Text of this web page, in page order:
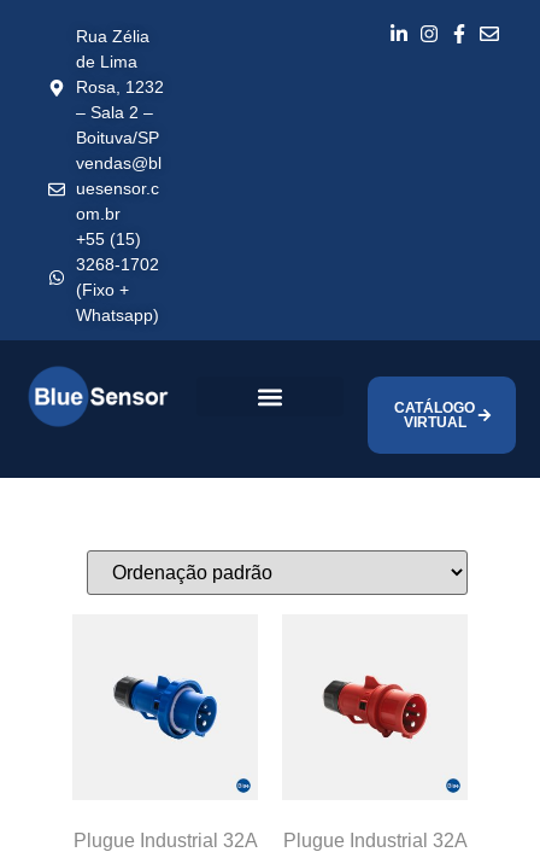
Rua Zélia
de Lima
Rosa, 1232
– Sala 2 –
Boituva/SP
vendas@bl
uesensor.c
om.br
+55 (15)
3268-1702
(Fixo +
Whatsapp)
CATÁLOGO
VIRTUAL
Plugue Industrial 32A
Plugue Industrial 32A